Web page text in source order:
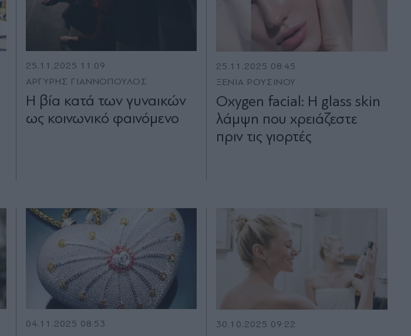
25.11.2025 11:09
ΑΡΓΥΡΗΣ ΓΙΑΝΝΟΠΟΥΛΟΣ
Η βία κατά των γυναικών
ως κοινωνικό φαινόμενο
25.11.2025 08:45
ΞΕΝΙΑ ΡΟΥΣΙΝΟΥ
Oxygen facial: Η glass skin
λάμψη που χρειάζεστε
πριν τις γιορτές
04.11.2025 08:53
30.10.2025 09:22